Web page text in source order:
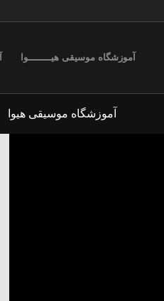
آموزشگاه موسیقی هیــــــــوا
آموزشگاه موسیقی هیوا